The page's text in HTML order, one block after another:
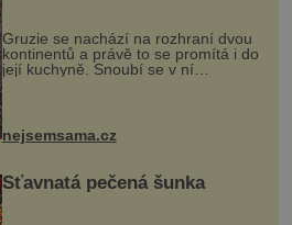
Gruzie se nachází na rozhraní dvou
kontinentů a právě to se promítá i do
její kuchyně. Snoubí se v ní
evropské a asijské chutě a díky tomu
vznikají rozmanité a chuťově bohaté
pokrmy, které rozhodně st...
nejsemsama.cz
Šťavnatá pečená šunka